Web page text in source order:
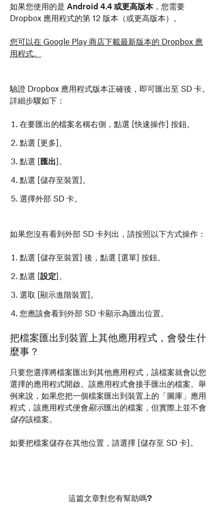
如果您使用的是 Android 4.4 或更高版本，您需要
Dropbox 應用程式的第 12 版本（或更高版本）。
您可以在 Google Play 商店下載最新版本的 Dropbox 應
用程式。
驗證 Dropbox 應用程式版本正確後，即可匯出至 SD 卡。
詳細步驟如下：
在要匯出的檔案名稱右側，點選 [快速操作] 按鈕。
點選 [更多]。
點選 [匯出]。
點選 [儲存至裝置]。
選擇外部 SD 卡。
如果您沒有看到外部 SD 卡列出，請按照以下方式操作：
點選 [儲存至裝置] 後，點選 [選單] 按鈕。
點選 [設定]。
選取 [顯示進階裝置]。
您應該會看到外部 SD 卡顯示為匯出位置。
把檔案匯出到裝置上其他應用程式，會發生什
麼事？
只要您選擇將檔案匯出到其他應用程式，該檔案就會以您
選擇的應用程式開啟。該應用程式會接手匯出的檔案。舉
例來說，如果您把一個檔案匯出到裝置上的「圖庫」應用
程式，該應用程式便會顯示匯出的檔案，但實際上並不會
儲存該檔案。
如要把檔案儲存在其他位置，請選擇 [儲存至 SD 卡]。
這篇文章對您有幫助嗎?